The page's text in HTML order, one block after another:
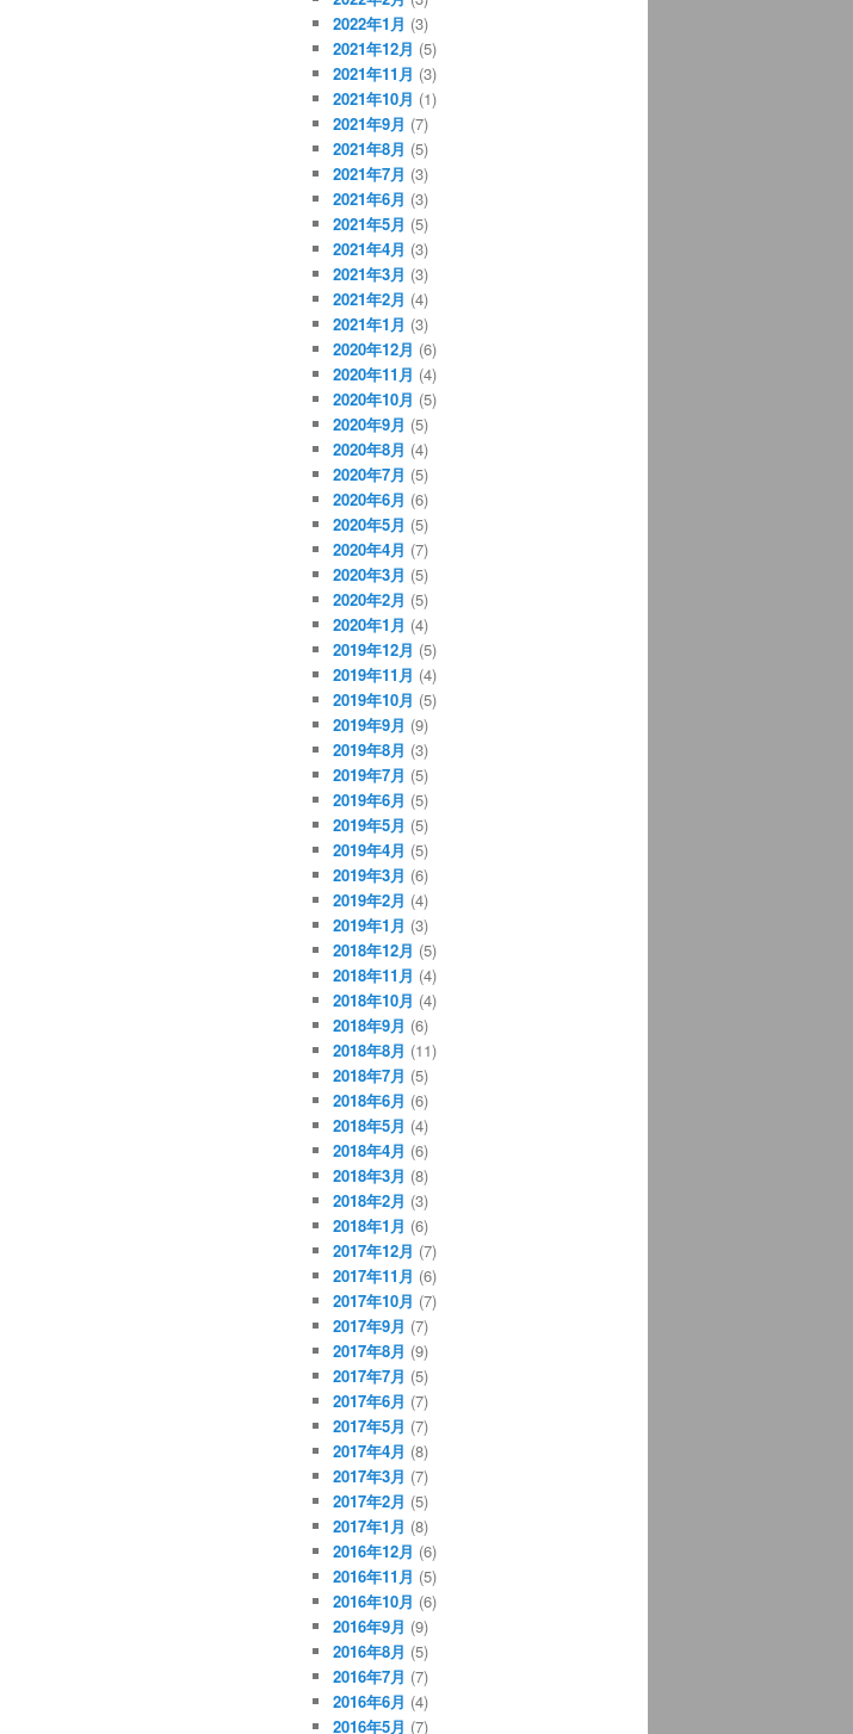
2022年1月 (3)
2021年12月 (5)
2021年11月 (3)
2021年10月 (1)
2021年9月 (7)
2021年8月 (5)
2021年7月 (3)
2021年6月 (3)
2021年5月 (5)
2021年4月 (3)
2021年3月 (3)
2021年2月 (4)
2021年1月 (3)
2020年12月 (6)
2020年11月 (4)
2020年10月 (5)
2020年9月 (5)
2020年8月 (4)
2020年7月 (5)
2020年6月 (6)
2020年5月 (5)
2020年4月 (7)
2020年3月 (5)
2020年2月 (5)
2020年1月 (4)
2019年12月 (5)
2019年11月 (4)
2019年10月 (5)
2019年9月 (9)
2019年8月 (3)
2019年7月 (5)
2019年6月 (5)
2019年5月 (5)
2019年4月 (5)
2019年3月 (6)
2019年2月 (4)
2019年1月 (3)
2018年12月 (5)
2018年11月 (4)
2018年10月 (4)
2018年9月 (6)
2018年8月 (11)
2018年7月 (5)
2018年6月 (6)
2018年5月 (4)
2018年4月 (6)
2018年3月 (8)
2018年2月 (3)
2018年1月 (6)
2017年12月 (7)
2017年11月 (6)
2017年10月 (7)
2017年9月 (7)
2017年8月 (9)
2017年7月 (5)
2017年6月 (7)
2017年5月 (7)
2017年4月 (8)
2017年3月 (7)
2017年2月 (5)
2017年1月 (8)
2016年12月 (6)
2016年11月 (5)
2016年10月 (6)
2016年9月 (9)
2016年8月 (5)
2016年7月 (7)
2016年6月 (4)
2016年5月 (7)